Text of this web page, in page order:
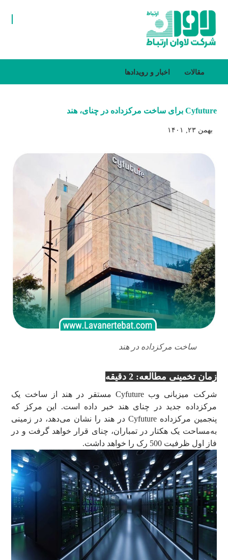
مقالات اخبار و رویدادها
Cyfuture برای ساخت مرکزداده در چنای، هند
بهمن ۲۳, ۱۴۰۱
ساخت مرکزداده در هند
زمان تخمینی مطالعه: 2 دقیقه
شرکت میزبانی وب Cyfuture مستقر در هند از ساخت یک
مرکزداده جدید در چنای هند خبر داده است. این مرکز که
پنجمین مرکزداده Cyfuture در هند را نشان می‌دهد، در زمینی
به‌مساحت یک هکتار در تمباران، چنای قرار خواهد گرفت و در
فاز اول ظرفیت 500 رک را خواهد داشت.